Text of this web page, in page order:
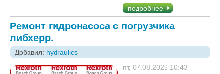
подробнее
Ремонт гидронасоса с погрузчика
либхерр.
Добавил: hydraulics
пт, 07.08.2026 10:43